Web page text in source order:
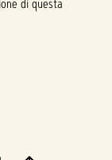
di questa